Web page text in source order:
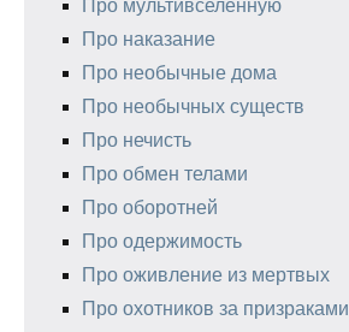
Про мультивселенную
Про наказание
Про необычные дома
Про необычных существ
Про нечисть
Про обмен телами
Про оборотней
Про одержимость
Про оживление из мертвых
Про охотников за призраками